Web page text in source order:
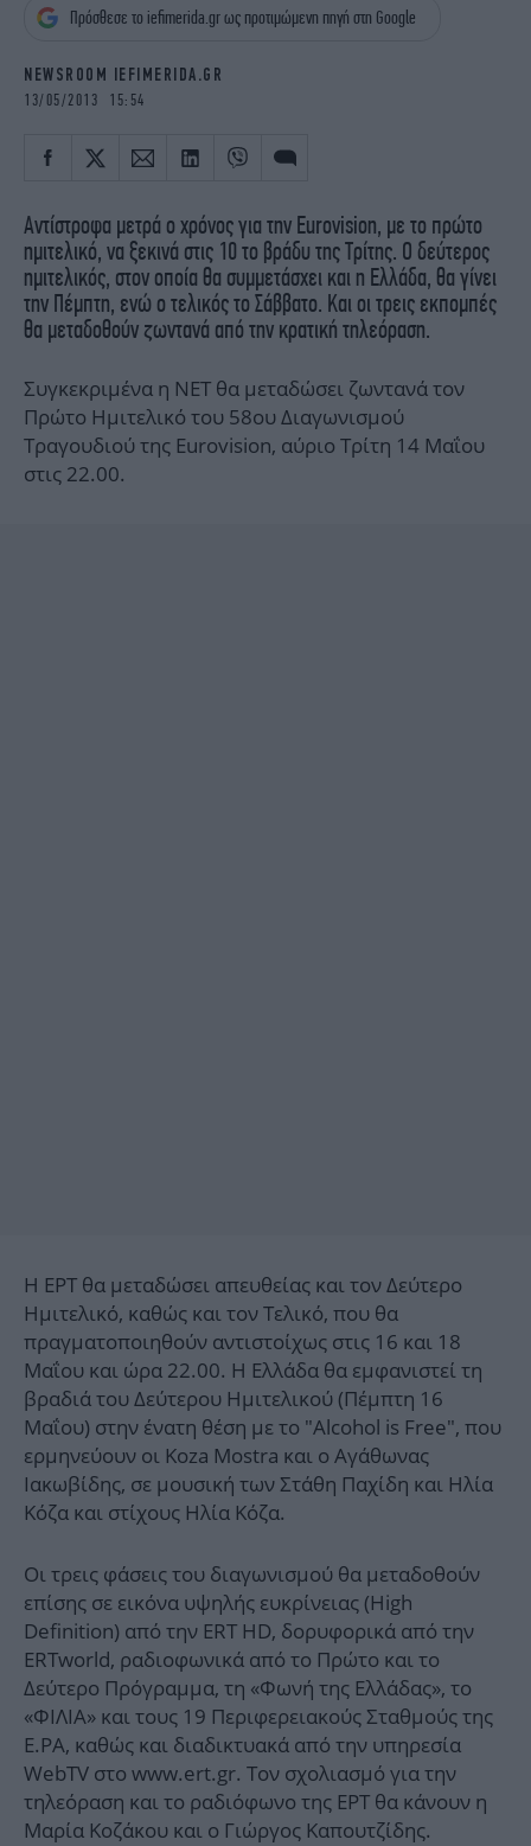
iBOOKS
ΖΩΔΙΑ
MEDIA
NEWSLETTER
Πρόσθεσε το iefimerida.gr ως προτιμώμενη πηγή στη Google
NEWSROOM IEFIMERIDA.GR
13/05/2013 15:54
Αντίστροφα μετρά ο χρόνος για την Eurovision, με το πρώτο
ημιτελικό, να ξεκινά στις 10 το βράδυ της Τρίτης. Ο δεύτερος
ημιτελικός, στον οποία θα συμμετάσχει και η Ελλάδα, θα γίνει
την Πέμπτη, ενώ ο τελικός το Σάββατο. Και οι τρεις εκπομπές
θα μεταδοθούν ζωντανά από την κρατική τηλεόραση.
Συγκεκριμένα η ΝΕΤ θα μεταδώσει ζωντανά τον
Πρώτο Ημιτελικό του 58ου Διαγωνισμού
Τραγουδιού της Eurovision, αύριο Τρίτη 14 Μαΐου
στις 22.00.
Η ΕΡΤ θα μεταδώσει απευθείας και τον Δεύτερο
Ημιτελικό, καθώς και τον Τελικό, που θα
πραγματοποιηθούν αντιστοίχως στις 16 και 18
Μαΐου και ώρα 22.00. Η Ελλάδα θα εμφανιστεί τη
βραδιά του Δεύτερου Ημιτελικού (Πέμπτη 16
Μαΐου) στην ένατη θέση με το "Alcohol is Free", που
ερμηνεύουν οι Koza Mostra και ο Αγάθωνας
Ιακωβίδης, σε μουσική των Στάθη Παχίδη και Ηλία
Κόζα και στίχους Ηλία Κόζα.
Οι τρεις φάσεις του διαγωνισμού θα μεταδοθούν
επίσης σε εικόνα υψηλής ευκρίνειας (High
Definition) από την ERT HD, δορυφορικά από την
ERTworld, ραδιοφωνικά από το Πρώτο και το
Δεύτερο Πρόγραμμα, τη «Φωνή της Ελλάδας», το
«ΦΙΛΙΑ» και τους 19 Περιφερειακούς Σταθμούς της
Ε.ΡΑ, καθώς και διαδικτυακά από την υπηρεσία
WebTV στο www.ert.gr. Τον σχολιασμό για την
τηλεόραση και το ραδιόφωνο της ΕΡΤ θα κάνουν η
Μαρία Κοζάκου και ο Γιώργος Καπουτζίδης.